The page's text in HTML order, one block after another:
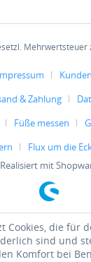
Mehrwertsteuer
& Zahlung
Füße messen
Flux um die
Realisiert mit
Cookies, die für
sind und
Komfort bei